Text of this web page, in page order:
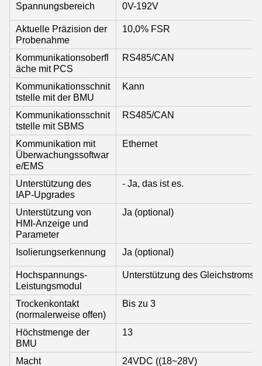
Spannungsbereich 0V-192V
Aktuelle Präzision der
Probenahme
10,0% FSR
Kommunikationsoberfl
äche mit PCS
RS485/CAN
Kommunikationsschnit
tstelle mit der BMU
Kann
Kommunikationsschnit
tstelle mit SBMS
RS485/CAN
Kommunikation mit
Überwachungssoftwar
e/EMS
Ethernet
Unterstützung des
IAP-Upgrades
- Ja, das ist es.
Unterstützung von
HMI-Anzeige und
Parameter
Ja (optional)
Isolierungserkennung Ja (optional)
Hochspannungs-
Leistungsmodul
Unterstützung des
Trockenkontakt
(normalerweise offen)
Bis zu 3
Höchstmenge der
BMU
13
Macht 24VDC ((18~28V)